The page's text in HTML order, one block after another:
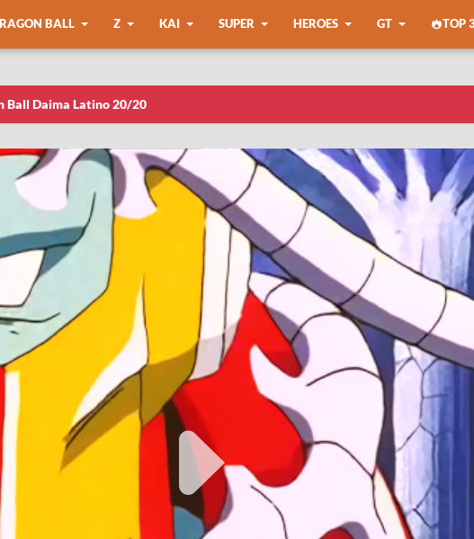
BALL Z KAI SUPER HEROES GT TOP
Ball Daima Latino 20/20